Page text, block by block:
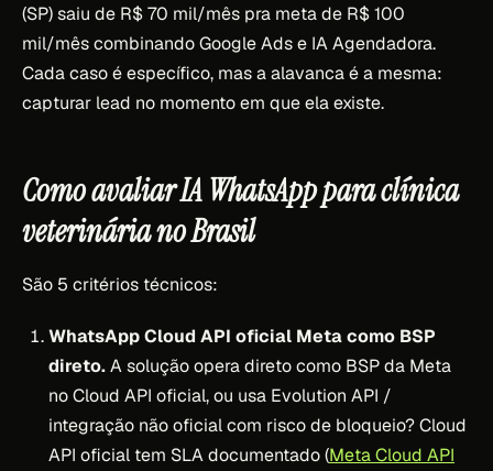
(SP) saiu de R$ 70 mil/mês pra meta de R$ 100
mil/mês combinando Google Ads e IA Agendadora.
Cada caso é específico, mas a alavanca é a mesma:
capturar lead no momento em que ela existe.
Como avaliar IA WhatsApp para clínica
veterinária no Brasil
São 5 critérios técnicos:
WhatsApp Cloud API oficial Meta como BSP
direto.A solução opera direto como BSP da Meta
no Cloud API oficial, ou usa Evolution API /
integração não oficial com risco de bloqueio? Cloud
API oficial tem SLA documentado (Meta Cloud API